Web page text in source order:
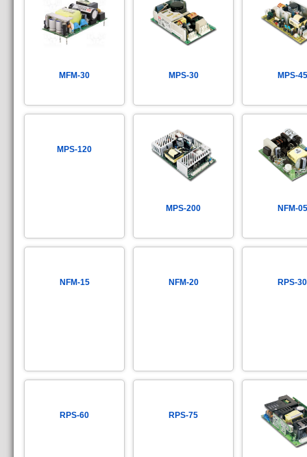
MFM-30 MPS-30 MPS-45
MPS-120
MPS-200 NFM-05
NFM-15 NFM-20 RPS-30
RPS-60 RPS-75